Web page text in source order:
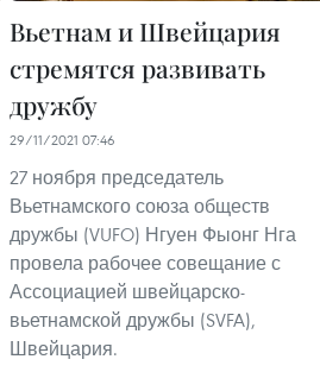
Вьетнам и Швейцария
стремятся развивать
дружбу
29/11/2021 07:46
27 ноября председатель
Вьетнамского союза обществ
дружбы (VUFO) Нгуен Фыонг Нга
провела рабочее совещание с
Ассоциацией швейцарско-
вьетнамской дружбы (SVFA),
Швейцария.